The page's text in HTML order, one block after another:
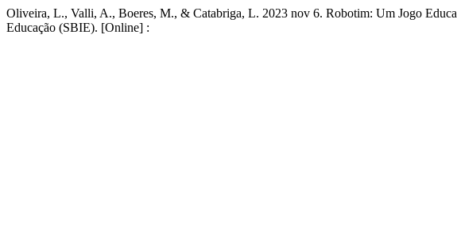
Oliveira, L., Valli, A., Boeres, M., & Catabriga, L. 2023 nov 6. Robotim: Um Jogo
Educação (SBIE). [Online] :